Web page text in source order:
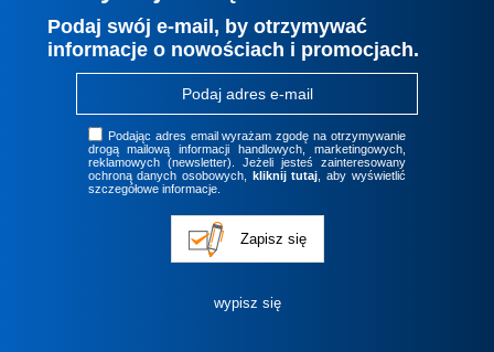
Podaj swój e-mail, by otrzymywać
informacje o nowościach i promocjach.
Podając adres email wyrażam zgodę na otrzymywanie
drogą mailową informacji handlowych, marketingowych,
reklamowych (newsletter). Jeżeli jesteś zainteresowany
ochroną danych osobowych, kliknij tutaj, aby wyświetlić
szczegółowe informacje.